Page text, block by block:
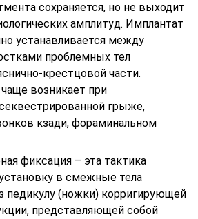
сохраняется, но не выходит
амплитуд. Имплантат
устанавливается между
проблемных тел
крестцовой части.
возникает при
грыже,
кзади, фораминальном
фиксация – эта тактика
в смежные тела
педикулу (ножки) корригирующей
представляющей собой